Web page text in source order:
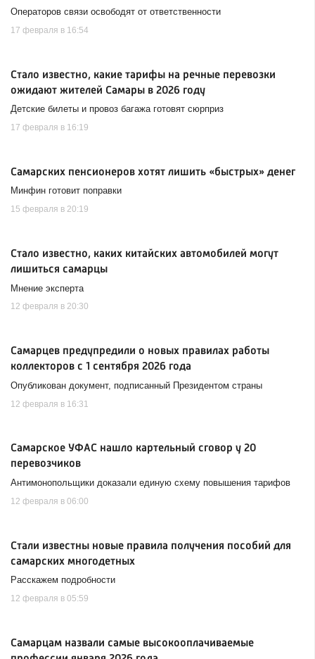
Операторов связи освободят от ответственности
17 февраля в 16:54
Стало известно, какие тарифы на речные перевозки
ожидают жителей Самары в 2026 году
Детские билеты и провоз багажа готовят сюрприз
17 февраля в 16:19
Самарских пенсионеров хотят лишить «быстрых» денег
Минфин готовит поправки
15 февраля в 20:19
Стало известно, каких китайских автомобилей могут
лишиться самарцы
Мнение эксперта
12 февраля в 20:30
Самарцев предупредили о новых правилах работы
коллекторов с 1 сентября 2026 года
Опубликован документ, подписанный Президентом страны
12 февраля в 16:31
Самарское УФАС нашло картельный сговор у 20
перевозчиков
Антимонопольщики доказали единую схему повышения тарифов
12 февраля в 06:00
Стали известны новые правила получения пособий для
самарских многодетных
Расскажем подробности
12 февраля в 05:59
Самарцам назвали самые высокооплачиваемые